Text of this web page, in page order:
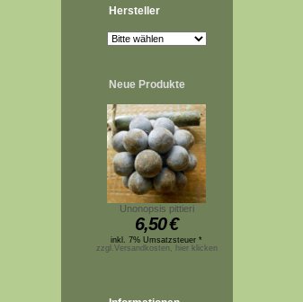
Hersteller
Neue Produkte
Unonopsis pittieri
6,50€
inkl. 7% Umsatzsteuer *
zzgl.Versandkosten, hier klicken